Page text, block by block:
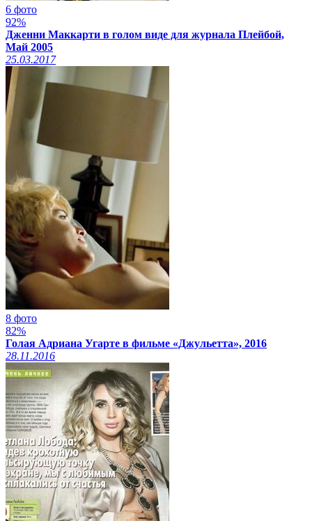
6 фото
92%
Дженни Маккарти в голом виде для журнала Плейбой,
Май 2005
25.03.2017
8 фото
82%
Голая Адриана Угарте в фильме «Джульетта», 2016
28.11.2016